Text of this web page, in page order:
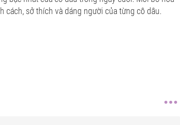
sở thích và dáng người của từng cô dâu.